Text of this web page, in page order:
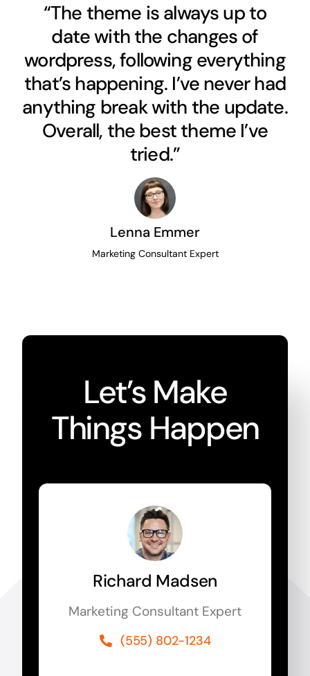
“The theme is always up to
date with the changes of
wordpress, following everything
that’s happening. I’ve never had
anything break with the update.
Overall, the best theme I’ve
tried.”
Lenna Emmer
Marketing Consultant Expert
Let’s Make
Things Happen
Richard Madsen
Marketing Consultant Expert
(555) 802-1234